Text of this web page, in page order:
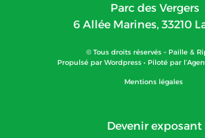
Parc des Vergers
6 Allée Marines, 33210
© Tous droits réservés – Paille &
Propulsé par Wordpress• Piloté par l’
Mentions légales
Devenir exposant